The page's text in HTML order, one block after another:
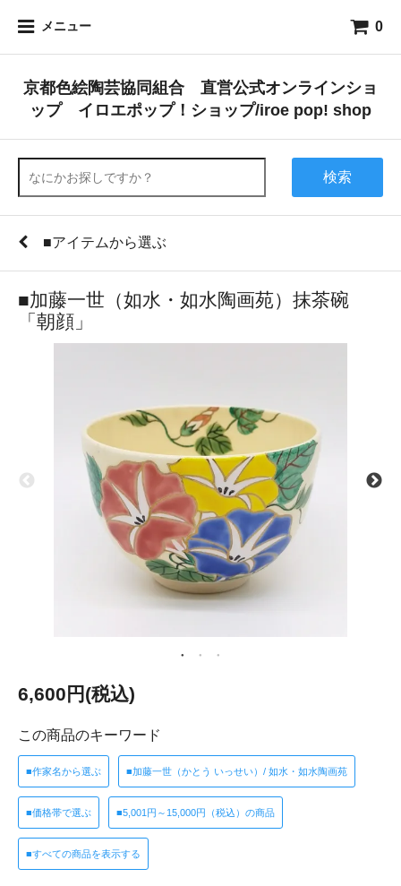
メニュー 0
京都色絵陶芸協同組合 直営公式オンラインショ
ップ イロエポップ！ショップ/iroe pop! shop
検索
■アイテムから選ぶ
■加藤一世（如水・如水陶画苑）抹茶碗
「朝顔」
6,600円(税込)
この商品のキーワード
■作家名から選ぶ ■加藤一世（かとう いっせい）/ 如水・如水陶画苑
■価格帯で選ぶ ■5,001円～15,000円（税込）の商品
■すべての商品を表示する